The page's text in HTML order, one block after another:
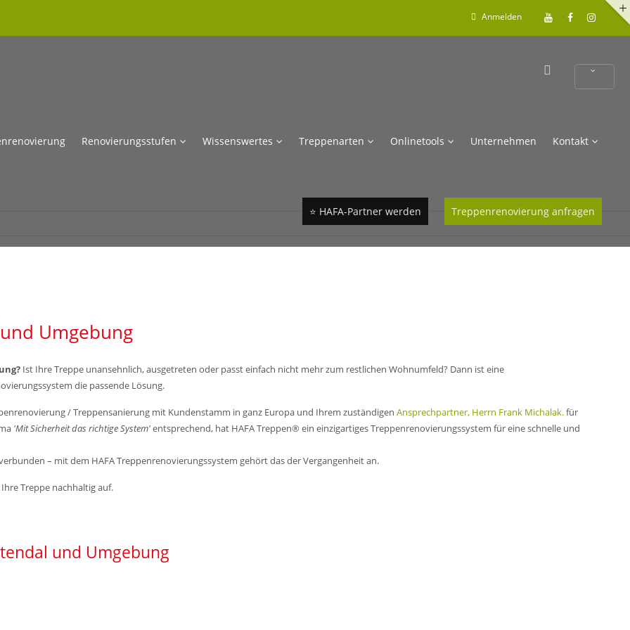
Anmelden
Renovierungsstufen Wissenswertes Treppenarten Onlinetools Unternehmen Kontakt
⭐ HAFA-Partner werden Treppenrenovierung anfragen
Umgebung
Ist Ihre Treppe unansehnlich, ausgetreten oder passt einfach nicht mehr zum restlichen Wohnumfeld? Dann ist eine
die passende Lösung.
/ Treppensanierung mit Kundenstamm in ganz Europa und Ihrem zuständigen Ansprechpartner, Herrn Frank Michalak.für
'Mit Sicherheit das richtige System'entsprechend, hat HAFA Treppen® ein einzigartiges Treppenrenovierungssystem für eine schnelle und
– mit dem HAFA Treppenrenovierungssystem gehört das der Vergangenheit an.
Treppe nachhaltig auf.
und Umgebung